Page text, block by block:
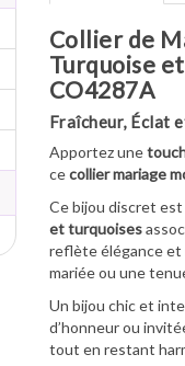
Collier de
Turquoise
CO4287A
Fraîcheur, Éclat
Apportez une
cecollier mariage
Ce bijou discret
et turquoises
reflète élégance et
mariée ou une
Un bijou chic et
d’honneur ou
tout en restant